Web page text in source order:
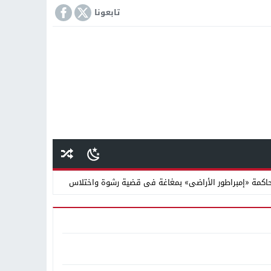
تابعونا
«إمبراطور الأراضى» بمغاغة فى قضية رشوة واختلاس
دينية سودانية